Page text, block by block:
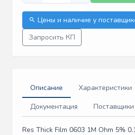
Цены и наличие у
Запросить КП
Описание
Характеристики
Документация
Поставщики
Res Thick Film 0603 1M Ohm 5%